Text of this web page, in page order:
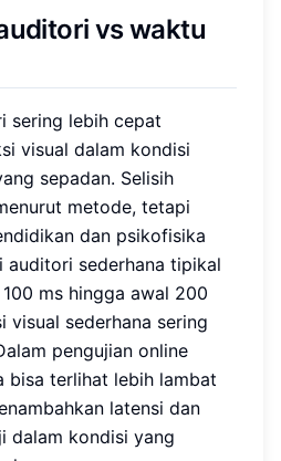
vs waktu
sering lebih cepat
visual dalam kondisi
sepadan. Selisih
metode, tetapi
dan psikofisika
auditori sederhana tipikal
ms hingga awal 200
visual sederhana sering
pengujian online
bisa terlihat lebih lambat
latensi dan
dalam kondisi yang